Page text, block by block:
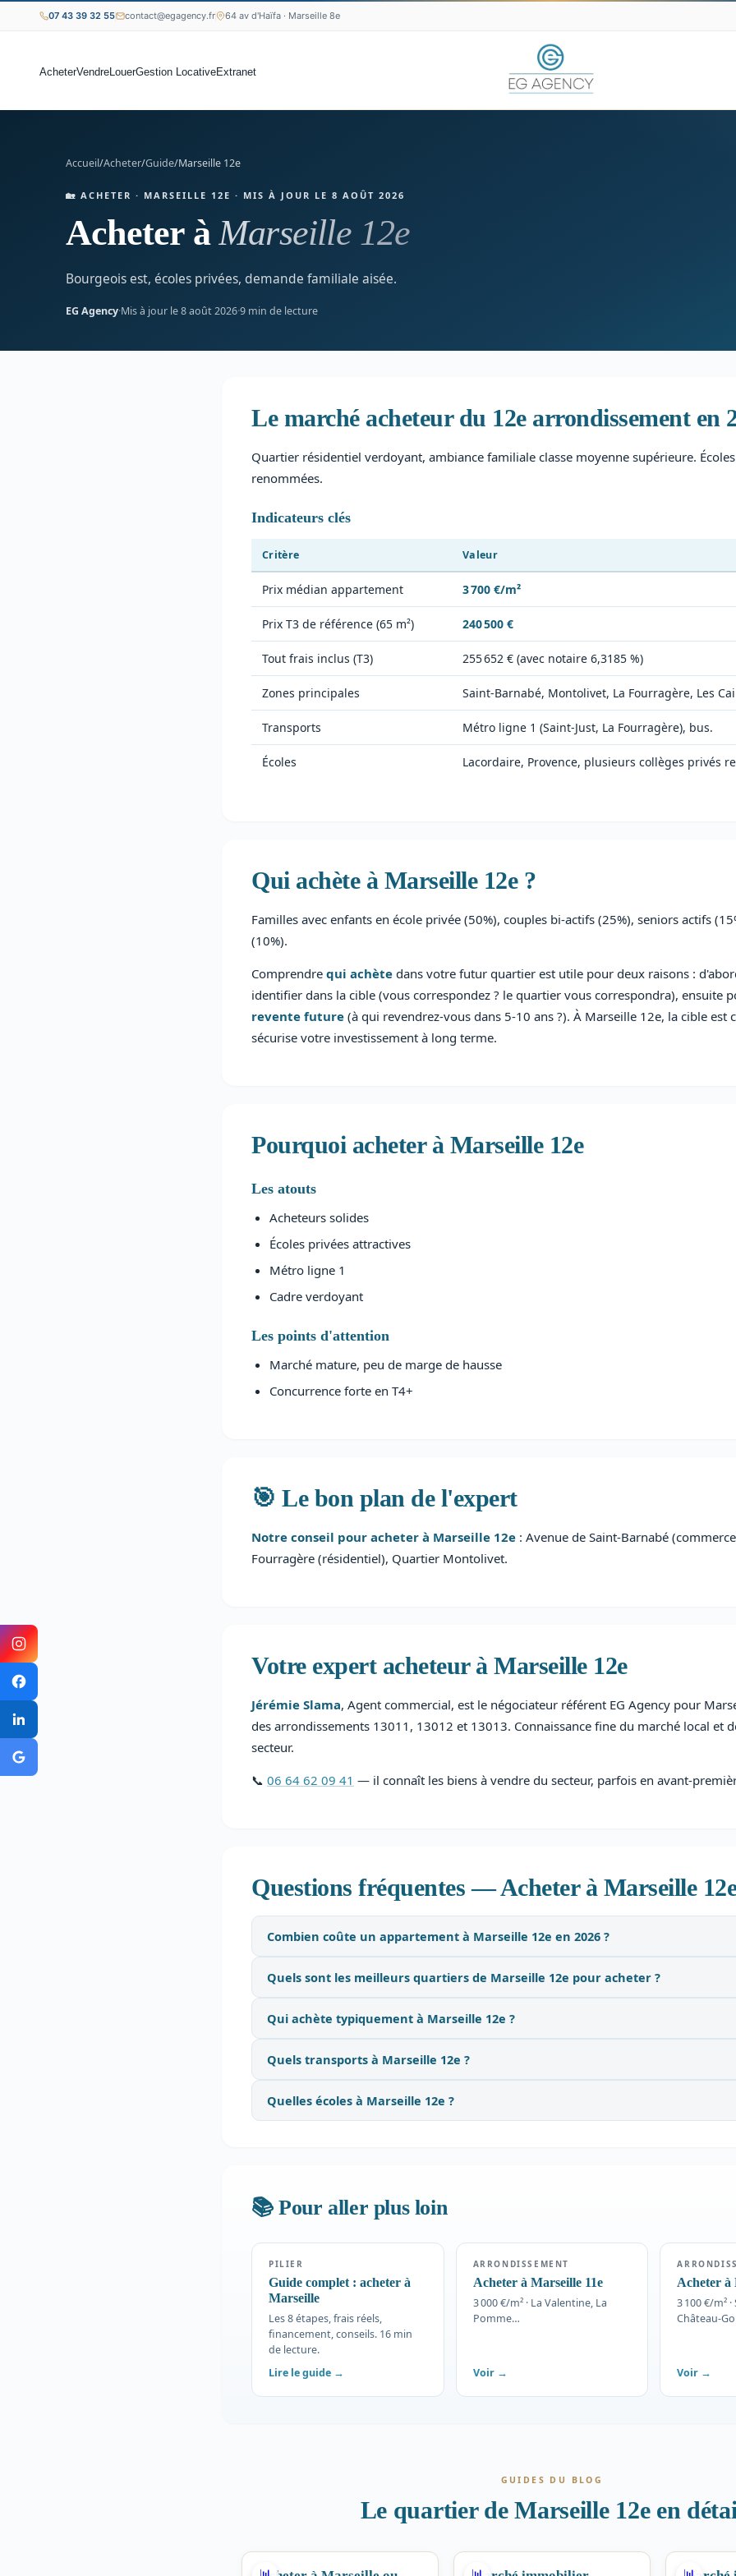
07 43 39 32 55 contact@egagency.fr 64 av d'Haïfa · Marseille 8e
AcheterVendreLouerGestion LocativeExtranet
Accueil/Acheter/Guide/Marseille 12e
🏡 ACHETER · MARSEILLE 12E · MIS À JOUR LE 8 AOÛT 2026
Acheter àMarseille 12e
Bourgeois est, écoles privées, demande familiale aisée.
EG Agency·Mis à jour le 8 août 2026·9 min de lecture
Le marché acheteur du 12e arrondissement en
Quartier résidentiel verdoyant, ambiance familiale classe moyenne supérieure.
renommées.
Indicateurs clés
Critère Valeur
Prix médian appartement 3 700 €/m²
Prix T3 de référence (65 m²) 240 500 €
Tout frais inclus (T3) 255 652 € (avec notaire 6,3185 %)
Zones principales Saint-Barnabé, Montolivet, La Fourragère, Les
Transports Métro ligne 1 (Saint-Just, La Fourragère), bus.
Écoles Lacordaire, Provence, plusieurs collèges privés
Qui achète à Marseille 12e ?
Familles avec enfants en école privée (50%), couples bi-actifs (25%), seniors actifs
(10%).
Comprendre qui achète dans votre futur quartier est utile pour deux raisons :
identifier dans la cible (vous correspondez ? le quartier vous correspondra), ensuite
revente future (à qui revendrez-vous dans 5-10 ans ?). À Marseille 12e, la cible est
sécurise votre investissement à long terme.
Pourquoi acheter à Marseille 12e
Les atouts
Acheteurs solides
Écoles privées attractives
Métro ligne 1
Cadre verdoyant
Les points d'attention
Marché mature, peu de marge de hausse
Concurrence forte en T4+
🎯 Le bon plan de l'expert
Notre conseil pour acheter à Marseille 12e : Avenue de Saint-Barnabé
Fourragère (résidentiel), Quartier Montolivet.
Votre expert acheteur à Marseille 12e
Jérémie Slama, Agent commercial, est le négociateur référent EG Agency pour
des arrondissements 13011, 13012 et 13013. Connaissance fine du marché local et
secteur.
📞 06 64 62 09 41 — il connaît les biens à vendre du secteur, parfois en avant-
Questions fréquentes — Acheter à Marseille 12e
Combien coûte un appartement à Marseille 12e en 2026 ?
Quels sont les meilleurs quartiers de Marseille 12e pour acheter ?
Qui achète typiquement à Marseille 12e ?
Quels transports à Marseille 12e ?
Quelles écoles à Marseille 12e ?
📚 Pour aller plus loin
PILIER
Guide complet : acheter à
Marseille
Les 8 étapes, frais réels,
financement, conseils. 16 min
de lecture.
Lire le guide →
ARRONDISSEMENT
Acheter à Marseille 11e
3 000 €/m² · La Valentine, La
Pomme…
Voir →
Acheter à
3 100 €/m²
Château-
Voir →
GUIDES DU BLOG
Le quartier de Marseille 12e en